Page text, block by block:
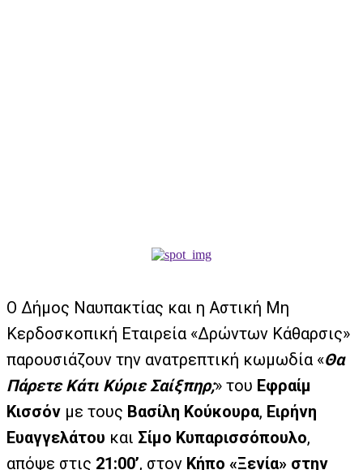
Ο Δήμος Ναυπακτίας και η Αστική Μη
Κερδοσκοπική Εταιρεία «Δρώντων Κάθαρσις»
παρουσιάζουν την ανατρεπτική κωμωδία «Θα
Πάρετε Κάτι Κύριε Σαίξπηρ;» του Εφραίμ
Κισσόν με τους Βασίλη Κούκουρα, Ειρήνη
Ευαγγελάτου και Σίμο Κυπαρισσόπουλο,
απόψε στις 21:00’, στον Κήπο «Ξενία» στην